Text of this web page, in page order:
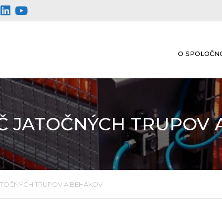
O
JATOČNÝCH TRUPOV
TRUPOV A BEHÁKOV